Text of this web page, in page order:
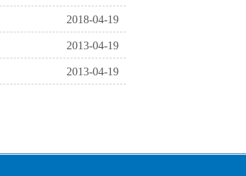
2018-04-19
2013-04-19
2013-04-19